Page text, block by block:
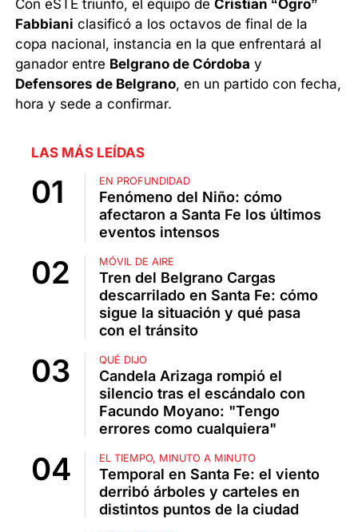
Con eSTE triunfo, el equipo deCristian “Ogro”
Fabbiani clasificó a los octavos de final de la
copa nacional, instancia en la que enfrentará al
ganador entre Belgrano de Córdoba y
Defensores de Belgrano, en un partido con fecha,
hora y sede a confirmar.
LAS MÁS LEÍDAS
EN PROFUNDIDAD
Fenómeno del Niño: cómo
afectaron a Santa Fe los últimos
eventos intensos
MÓVIL DE AIRE
Tren del Belgrano Cargas
descarrilado en Santa Fe: cómo
sigue la situación y qué pasa
con el tránsito
QUÉ DIJO
Candela Arizaga rompió el
silencio tras el escándalo con
Facundo Moyano: "Tengo
errores como cualquiera"
EL TIEMPO, MINUTO A MINUTO
Temporal en Santa Fe: el viento
derribó árboles y carteles en
distintos puntos de la ciudad